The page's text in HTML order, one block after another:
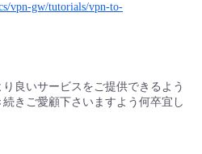
vpn-gw/tutorials/vpn-to-
良いサービスをご提供できるよう
きご愛顧下さいますよう何卒宜し